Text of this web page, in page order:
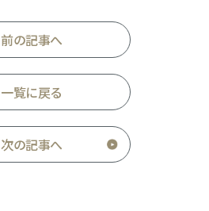
前の記事へ
一覧に戻る
次の記事へ